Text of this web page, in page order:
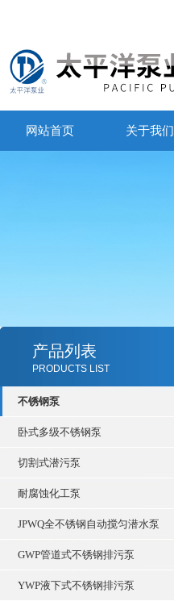
网站首页 关于我们
产品列表
PRODUCTS LIST
不锈钢泵
卧式多级不锈钢泵
切割式潜污泵
耐腐蚀化工泵
JPWQ全不锈钢自动搅匀潜水泵
GWP管道式不锈钢排污泵
YWP液下式不锈钢排污泵